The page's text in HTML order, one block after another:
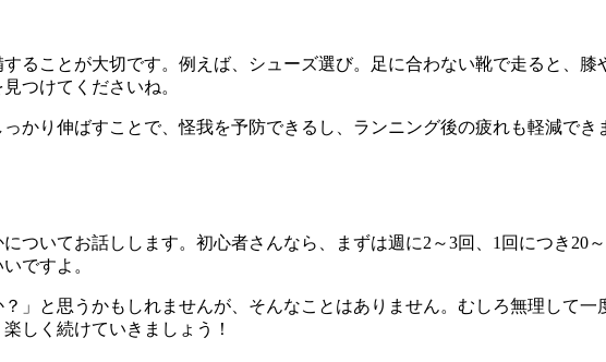
ることが大切です。例えば、シューズ選び。足に合わない靴で走ると、
つけてくださいね。
かり伸ばすことで、怪我を予防できるし、ランニング後の疲れも軽減で
ついてお話しします。初心者さんなら、まずは週に2～3回、1回につき20
ですよ。
」と思うかもしれませんが、そんなことはありません。むしろ無理して
しく続けていきましょう！